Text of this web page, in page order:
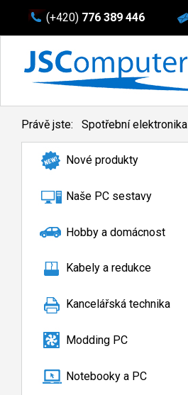
(+420) 776 389 446
Právě jste: Spotřební elektronika
Nové produkty
Naše PC sestavy
Hobby a domácnost
Kabely a redukce
Kancelářská technika
Modding PC
Notebooky a PC